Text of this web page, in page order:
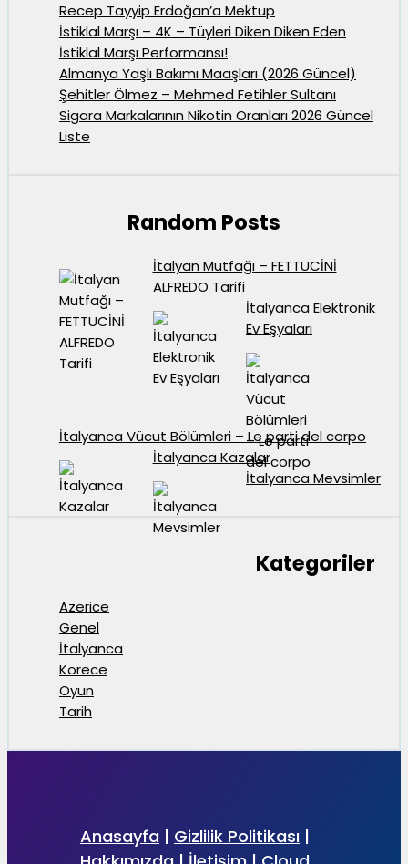
Recep Tayyip Erdoğan’a Mektup
İstiklal Marşı – 4K – Tüyleri Diken Diken Eden
İstiklal Marşı Performansı!
Almanya Yaşlı Bakımı Maaşları (2026 Güncel)
Şehitler Ölmez – Mehmed Fetihler Sultanı
Sigara Markalarının Nikotin Oranları 2026 Güncel
Liste
Random Posts
İtalyan Mutfağı – FETTUCİNİ
ALFREDO Tarifi
İtalyanca Elektronik
Ev Eşyaları
İtalyanca Vücut Bölümleri – Le parti del corpo
İtalyanca Kazalar
İtalyanca Mevsimler
Kategoriler
Azerice
Genel
İtalyanca
Korece
Oyun
Tarih
Anasayfa | Gizlilik Politikası |